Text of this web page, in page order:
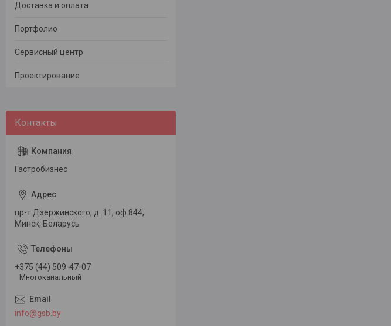
Доставка и оплата
Портфолио
Сервисный центр
Проектирование
Гастробизнес
пр-т Дзержинского, д. 11, оф.844,
Минск, Беларусь
+375 (44) 509-47-07
Многоканальный
info@gsb.by